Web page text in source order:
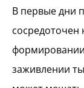
В первые дни
сосредоточен
заживлении